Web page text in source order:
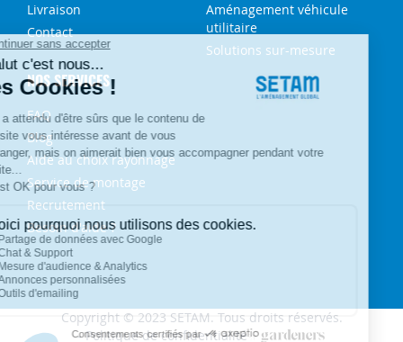
Livraison
Contact
Aménagement véhicule
utilitaire
Solutions sur-mesure
NOS SERVICES
FAQ
Blog
Aide au choix rayonnage
Service de montage
Recrutement
Besoin d'aide ?
Copyright © 2023 SETAM. Tous droits réservés.
Politique de confidentialité